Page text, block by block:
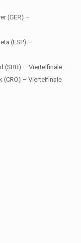
(GER) –
(ESP) –
(SRB) – Viertelfinale
(CRO) – Viertelfinale